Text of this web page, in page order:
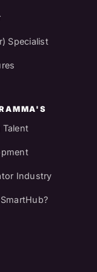
Specialist
Talent
Industry